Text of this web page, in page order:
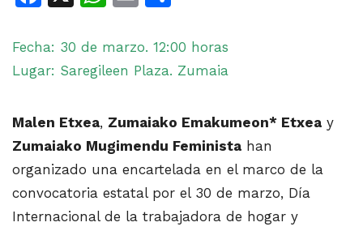
Fecha: 30 de marzo. 12:00 horas
Lugar: Saregileen Plaza. Zumaia
Malen Etxea, Zumaiako Emakumeon* Etxea y
Zumaiako Mugimendu Feminista han
organizado una encartelada en el marco de la
convocatoria estatal por el 30 de marzo, Día
Internacional de la trabajadora de hogar y